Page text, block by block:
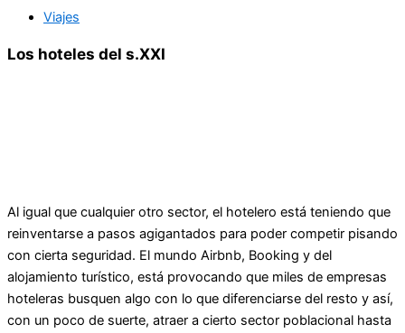
Viajes
Los hoteles del s.XXI
Al igual que cualquier otro sector, el hotelero está teniendo que
reinventarse a pasos agigantados para poder competir pisando
con cierta seguridad. El mundo Airbnb, Booking y del
alojamiento turístico, está provocando que miles de empresas
hoteleras busquen algo con lo que diferenciarse del resto y así,
con un poco de suerte, atraer a cierto sector poblacional hasta